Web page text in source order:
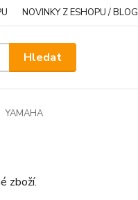
NOVINKY Z ESHOPU / BLOG
Hledat
YAMAHA
zboží.